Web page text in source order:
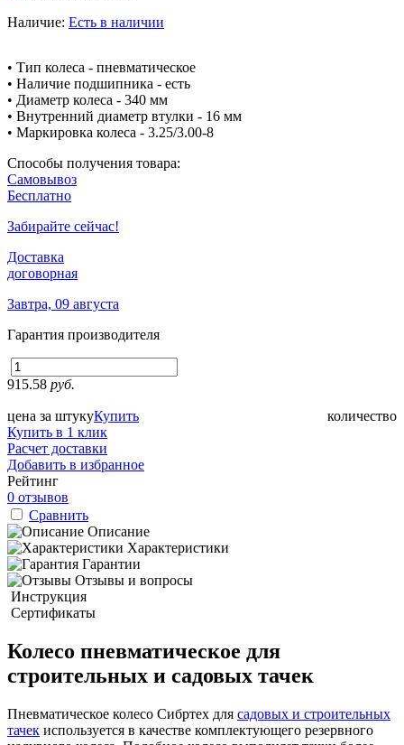
Наличие: Есть в наличии
• Тип колеса - пневматическое
• Наличие подшипника - есть
• Диаметр колеса - 340 мм
• Внутренний диаметр втулки - 16 мм
• Маркировка колеса - 3.25/3.00-8
Способы получения товара:
Самовывоз
Бесплатно
Забирайте сейчас!
Доставка
договорная
Завтра, 09 августа
Гарантия производителя
915.58 руб.
цена за штуку количество
Купить
Купить в 1 клик
Расчет доставки
Добавить в избранное
Рейтинг
0 отзывов
Сравнить
Описание
Характеристики
Гарантии
Отзывы и вопросы
Инструкция
Сертификаты
Колесо пневматическое для
строительных и садовых тачек
Пневматическое колесо Сибртех для садовых и строительных
тачек используется в качестве комплектующего резервного